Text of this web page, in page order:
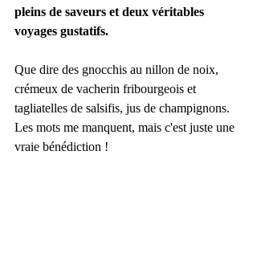
pleins de saveurs et deux véritables
voyages gustatifs.
Que dire des gnocchis au nillon de noix,
crémeux de vacherin fribourgeois et
tagliatelles de salsifis, jus de champignons.
Les mots me manquent, mais c'est juste une
vraie bénédiction !